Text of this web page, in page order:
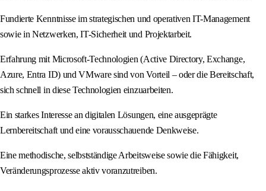
Fundierte Kenntnisse im strategischen und operativen IT-Management
sowie in Netzwerken, IT-Sicherheit und Projektarbeit.
Erfahrung mit Microsoft-Technologien (Active Directory, Exchange,
Azure, Entra ID) und VMware sind von Vorteil – oder die Bereitschaft,
sich schnell in diese Technologien einzuarbeiten.
Ein starkes Interesse an digitalen Lösungen, eine ausgeprägte
Lernbereitschaft und eine vorausschauende Denkweise.
Eine methodische, selbstständige Arbeitsweise sowie die Fähigkeit,
Veränderungsprozesse aktiv voranzutreiben.